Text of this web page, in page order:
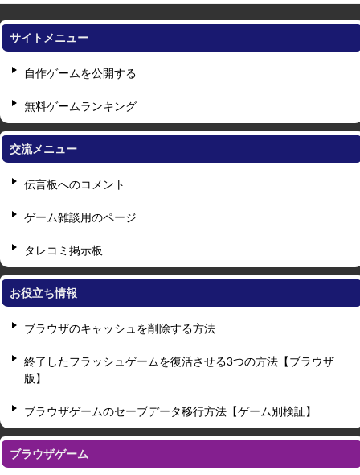
サイトメニュー
自作ゲームを公開する
無料ゲームランキング
交流メニュー
伝言板へのコメント
ゲーム雑談用のページ
タレコミ掲示板
お役立ち情報
ブラウザのキャッシュを削除する方法
終了したフラッシュゲームを復活させる3つの方法【ブラウザ
版】
ブラウザゲームのセーブデータ移行方法【ゲーム別検証】
ブラウザゲーム